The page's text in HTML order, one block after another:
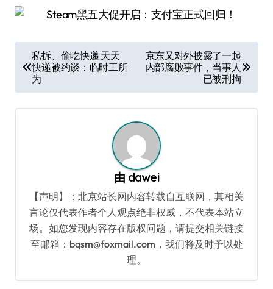
章
导
航
私拆、偷吃快递 天天
快递被约谈：临时工所
为
京东又对外披露了一起
内部腐败事件，当事人
已被刑拘
由 dawei
【声明】：北京站长网内容转载自互联网，其相关
言论仅代表作者个人观点绝非权威，不代表本站立
场。如您发现内容存在版权问题，请提交相关链接
至邮箱：bqsm@foxmail.com，我们将及时予以处
理。